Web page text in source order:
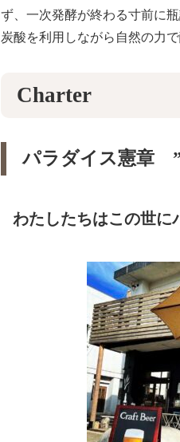
ず、一次発酵が終わる寸前に
炭酸を利用しながら自然の力で
Charter
パラダイス憲章
わたしたちはこの世に